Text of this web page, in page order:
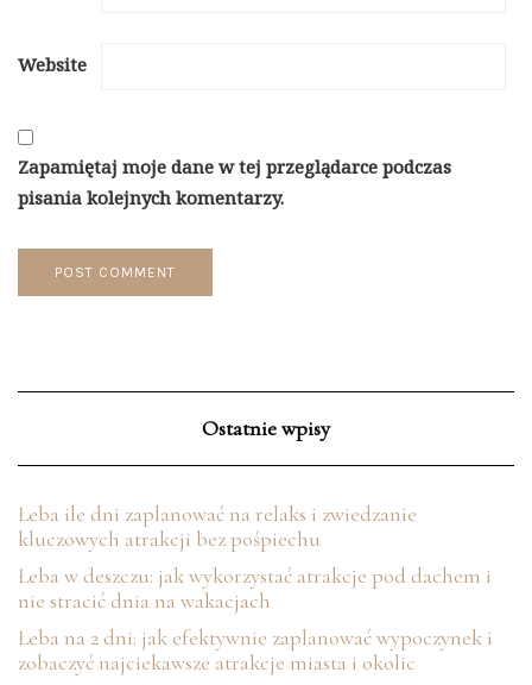
Website
Zapamiętaj moje dane w tej przeglądarce podczas
pisania kolejnych komentarzy.
Ostatnie wpisy
Łeba ile dni zaplanować na relaks i zwiedzanie
kluczowych atrakcji bez pośpiechu
Łeba w deszczu: jak wykorzystać atrakcje pod dachem i
nie stracić dnia na wakacjach
Łeba na 2 dni: jak efektywnie zaplanować wypoczynek i
zobaczyć najciekawsze atrakcje miasta i okolic